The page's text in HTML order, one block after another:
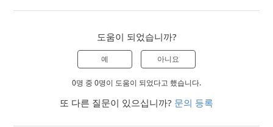
도움이 되었습니까?
예 아니요
0명 중 0명이 도움이 되었다고 했습니다.
또 다른 질문이 있으십니까? 문의 등록